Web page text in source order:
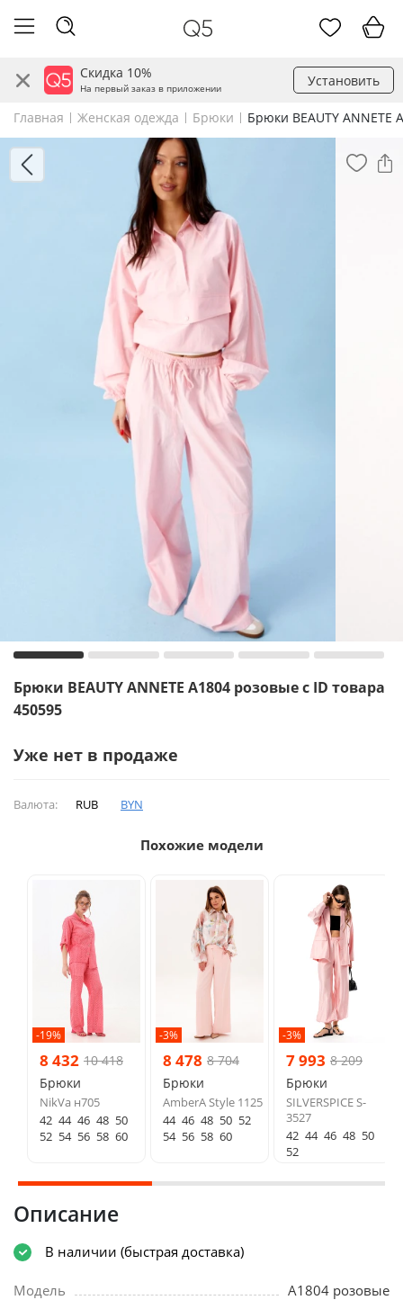
Скидка 10%
На первый заказ в приложении Установить
Главная Женская одежда Брюки Брюки BEAUTY ANNETE
Брюки BEAUTY ANNETE A1804 розовые с ID товара
450595
Уже нет в продаже
Валюта: RUB BYN
Похожие модели
-19%
8 432 10 418
Брюки
NikVa н705
42 44 46 48 50
52 54 56 58 60
-3%
8 478 8 704
Брюки
AmberA Style 1125
44 46 48 50 52
54 56 58 60
-3%
7 993 8 209
Брюки
SILVERSPICE S-
3527
42 44 46 48 50
52
Описание
В наличии (быстрая доставка)
Модель
A1804 розовые